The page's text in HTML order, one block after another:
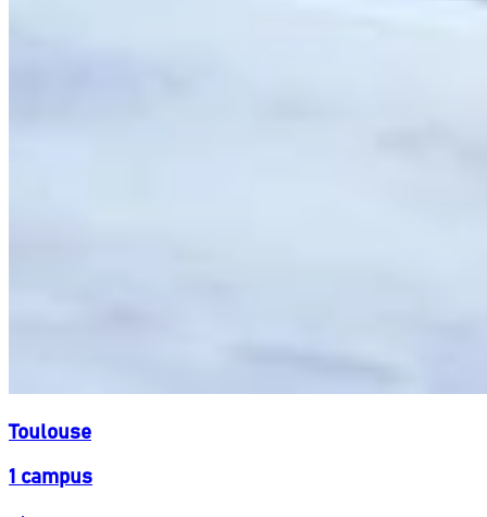
Toulouse
1 campus